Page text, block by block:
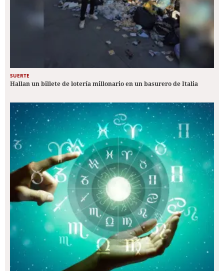
SUERTE
Hallan un billete de lotería millonario en un basurero de Italia